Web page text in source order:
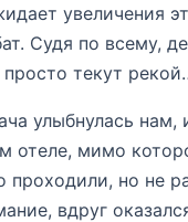
увеличения
Судя по всему,
просто текут
улыбнулась нам,
отеле, мимо
проходили, но не
вдруг